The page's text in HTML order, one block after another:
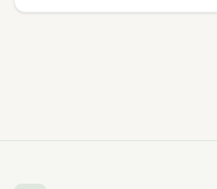
sinar‑X untuk sayuran IQF,